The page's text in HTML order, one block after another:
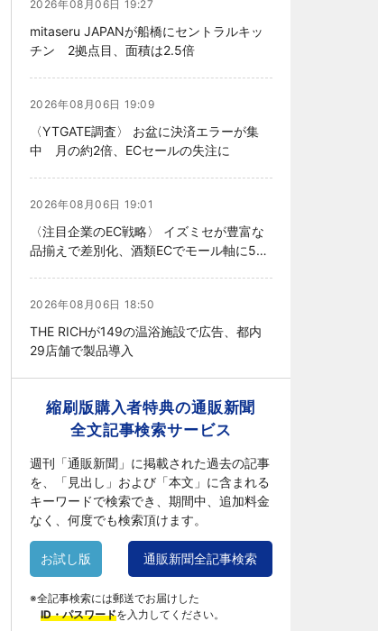
2026年08月06日 19:27
mitaseru JAPANが船橋にセントラルキッ
チン 2拠点目、面積は2.5倍
2026年08月06日 19:09
〈YTGATE調査〉 お盆に決済エラーが集
中 月の約2倍、ECセールの失注に
2026年08月06日 19:01
〈注目企業のEC戦略〉 イズミセが豊富な
品揃えで差別化、酒類ECでモール軸に50
2026年08月06日 18:50
THE RICHが149の温浴施設で広告、都内
29店舗で製品導入
縮刷版購入者特典の通販新聞
全文記事検索サービス
週刊「通販新聞」に掲載された過去の記事
を、「見出し」および「本文」に含まれる
キーワードで検索でき、期間中、追加料金
なく、何度でも検索頂けます。
お試し版 通販新聞全記事検索
※全記事検索には郵送でお届けした
ID・パスワードを入力してください。